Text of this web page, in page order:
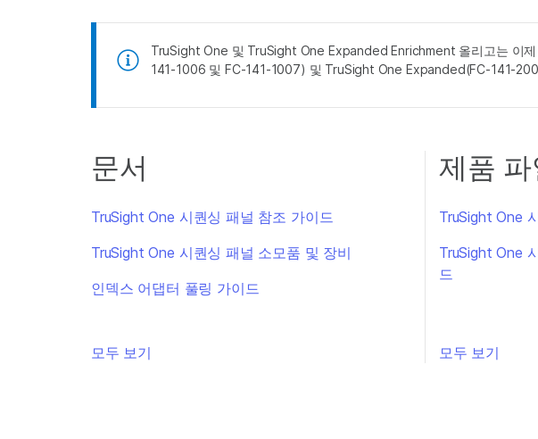
TruSight One 및 TruSight One Expanded Enrichment 올리고는 이
141-1006 및 FC-141-1007) 및 TruSight One Expanded(FC-141-
문서
TruSight One 시퀀싱 패널 참조 가이드
TruSight One 시퀀싱 패널 소모품 및 장비
인덱스 어댑터 풀링 가이드
모두 보기
제품 파
TruSight One
TruSight One
드
모두 보기